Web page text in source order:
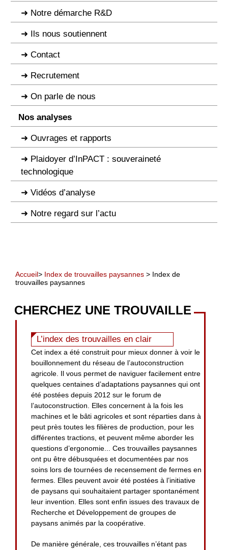
Notre démarche R&D
Ils nous soutiennent
Contact
Recrutement
On parle de nous
Nos analyses
Ouvrages et rapports
Plaidoyer d’InPACT : souveraineté
technologique
Vidéos d’analyse
Notre regard sur l’actu
Accueil> Index de trouvailles paysannes > Index de
trouvailles paysannes
CHERCHEZ UNE TROUVAILLE
L’index des trouvailles en clair
Cet index a été construit pour mieux donner à voir le
bouillonnement du réseau de l’autoconstruction
agricole. Il vous permet de naviguer facilement entre
quelques centaines d’adaptations paysannes qui ont
été postées depuis 2012 sur le forum de
l’autoconstruction. Elles concernent à la fois les
machines et le bâti agricoles et sont réparties dans à
peut près toutes les filières de production, pour les
différentes tractions, et peuvent même aborder les
questions d’ergonomie... Ces trouvailles paysannes
ont pu être débusquées et documentées par nos
soins lors de tournées de recensement de fermes en
fermes. Elles peuvent avoir été postées à l’initiative
de paysans qui souhaitaient partager spontanément
leur invention. Elles sont enfin issues des travaux de
Recherche et Développement de groupes de
paysans animés par la coopérative.
De manière générale, ces trouvailles n’étant pas